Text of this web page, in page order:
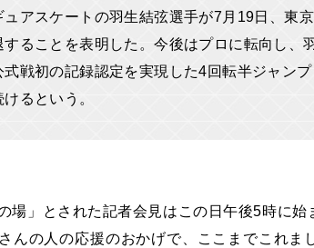
ュアスケートの羽生結弦選手が7月19日、東
することを表明した。今後はプロに転向し、
式戦初の記録認定を実現した4回転半ジャン
るという。
場」とされた記者会見はこの日午後5時に
んの人の応援のおかげで、ここまでこれま